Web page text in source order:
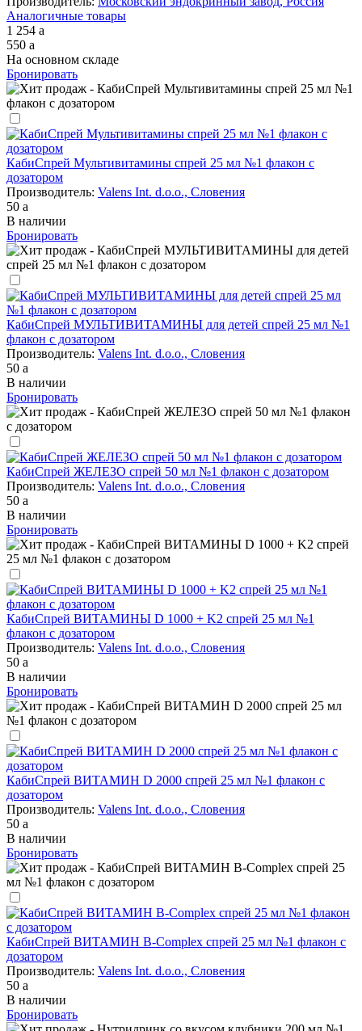
Аналогичные товары
1 254 a
550 a
На основном складе
Бронировать
КабиСпрей Мультивитамины спрей 25 мл №1 флакон с
дозатором
Производитель: Valens Int. d.o.o., Словения
50 a
В наличии
Бронировать
КабиСпрей МУЛЬТИВИТАМИНЫ для детей спрей 25 мл №1
флакон с дозатором
Производитель: Valens Int. d.o.o., Словения
50 a
В наличии
Бронировать
КабиСпрей ЖЕЛЕЗО спрей 50 мл №1 флакон с дозатором
Производитель: Valens Int. d.o.o., Словения
50 a
В наличии
Бронировать
КабиСпрей ВИТАМИНЫ D 1000 + K2 спрей 25 мл №1
флакон с дозатором
Производитель: Valens Int. d.o.o., Словения
50 a
В наличии
Бронировать
КабиСпрей ВИТАМИН D 2000 спрей 25 мл №1 флакон с
дозатором
Производитель: Valens Int. d.o.o., Словения
50 a
В наличии
Бронировать
КабиСпрей ВИТАМИН B-Complex спрей 25 мл №1 флакон с
дозатором
Производитель: Valens Int. d.o.o., Словения
50 a
В наличии
Бронировать